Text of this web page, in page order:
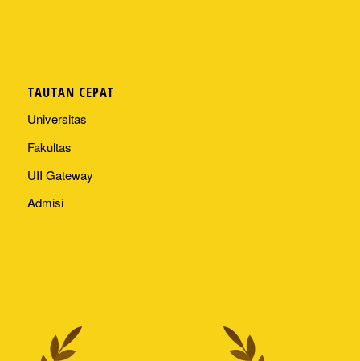
TAUTAN CEPAT
Universitas
Fakultas
UII Gateway
Admisi